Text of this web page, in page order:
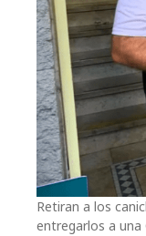
Retiran a los
entregarlos a una